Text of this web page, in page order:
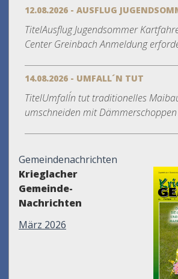
12.08.2026 - AUSFLUG
TitelAusflug Jugendsommer
Center Greinbach Anmeldung
14.08.2026 - UMFALL´N TUT
TitelUmfall´n tut traditionelles
umschneiden mit
Gemeindenachrichten
Krieglacher
Gemeinde-
Nachrichten
März 2026